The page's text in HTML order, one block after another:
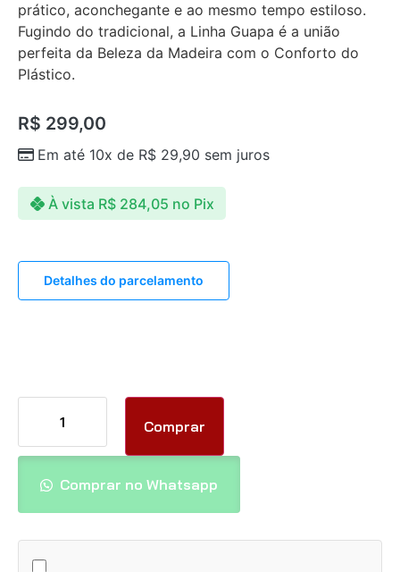
prático, aconchegante e ao mesmo tempo estiloso.
Fugindo do tradicional, a Linha Guapa é a união
perfeita da Beleza da Madeira com o Conforto do
Plástico.
R$ 299,00
Em até 10x de R$ 29,90 sem juros
À vista R$284,05 no Pix
Detalhes do parcelamento
Comprar
Comprar no Whatsapp